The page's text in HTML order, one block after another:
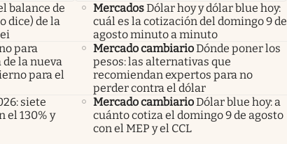
balance de
dice) de la
para
la nueva
para el
siete
el 130% y
MercadosDólar hoy y dólar blue hoy:
cuál es la cotización del domingo 9 de
agosto minuto a minuto
Mercado cambiarioDónde poner los
pesos: las alternativas que
recomiendan expertos para no
perder contra el dólar
Mercado cambiarioDólar blue hoy: a
cuánto cotiza el domingo 9 de agosto
con el MEP y el CCL